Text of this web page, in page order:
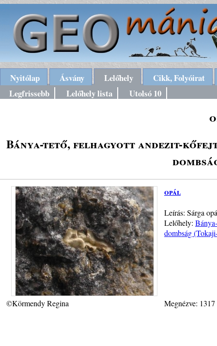
Nyitólap Ásvány Lelőhely
Cikk, Folyóirat
Legfrissebb
Lelőhely lista Utolsó 10
Bánya-tető, felhagyott andezit-
opál
Leírás: Sárga
Lelőhely:
dombság
©Körmendy Regina Megnézve: